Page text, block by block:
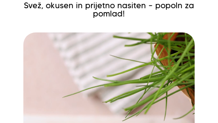
Svež, okusen in prijetno nasiten – popoln za
pomlad!